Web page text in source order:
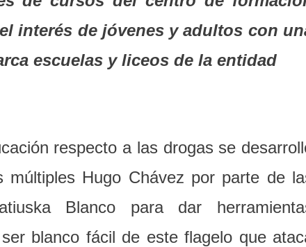
interés de jóvenes y adultos con
escuelas yliceos de la entidad
respecto a las drogas se
Hugo Chávez por parte de
Blanco para dar
blanco fácil de este flagelo que